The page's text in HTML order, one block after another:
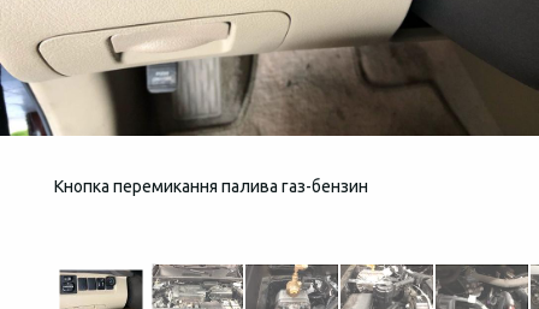
Кнопка перемикання палива газ-бензин